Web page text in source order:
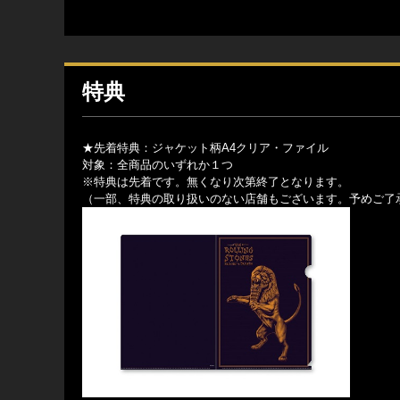
特典
★先着特典：ジャケット柄A4クリア・ファイル
対象：全商品のいずれか１つ
※特典は先着です。無くなり次第終了となります。
（一部、特典の取り扱いのない店舗もございます。予めご了